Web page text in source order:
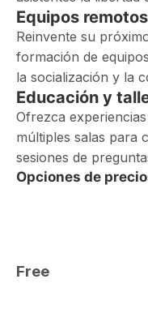
Equipos
Reinvente su
formación de
la socialización y la
Educación y
Ofrezca
múltiples salas para
sesiones de
Opciones de
Free